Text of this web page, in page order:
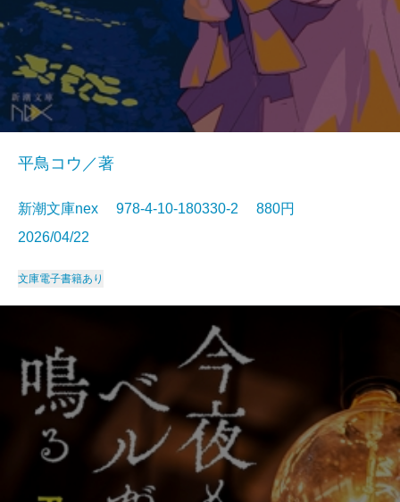
平鳥コウ／著
新潮文庫nex 978-4-10-180330-2 880円
2026/04/22
文庫電子書籍あり